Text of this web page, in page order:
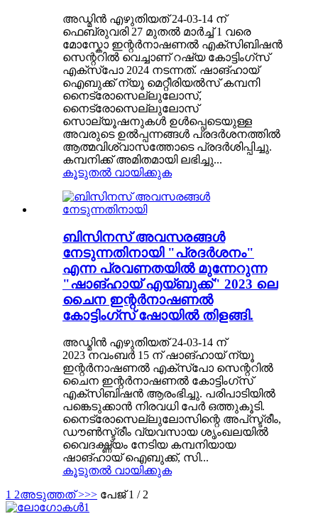
അഡ്മിൻ എഴുതിയത് 24-03-14 ന്
ഫെബ്രുവരി 27 മുതൽ മാർച്ച് 1 വരെ
മോസ്കോ ഇന്റർനാഷണൽ എക്സിബിഷൻ
സെന്ററിൽ വെച്ചാണ് റഷ്യ കോട്ടിംഗ്സ്
എക്സ്പോ 2024 നടന്നത്. ഷാങ്ഹായ്
ഐബുക്ക് ന്യൂ മെറ്റീരിയൽസ് കമ്പനി
നൈട്രോസെല്ലുലോസ്,
നൈട്രോസെല്ലുലോസ്
സൊല്യൂഷനുകൾ ഉൾപ്പെടെയുള്ള
അവരുടെ ഉൽപ്പന്നങ്ങൾ പ്രദർശനത്തിൽ
ആത്മവിശ്വാസത്തോടെ പ്രദർശിപ്പിച്ചു.
കമ്പനിക്ക് അമിതമായി ലഭിച്ചു...
കൂടുതൽ വായിക്കുക
ബിസിനസ് അവസരങ്ങൾ
നേടുന്നതിനായി "പ്രദർശനം"
എന്ന പ്രവണതയിൽ മുന്നേറുന്ന
"ഷാങ്ഹായ് എയ്ബുക്ക്" 2023 ലെ
ചൈന ഇന്റർനാഷണൽ
കോട്ടിംഗ്സ് ഷോയിൽ തിളങ്ങി.
അഡ്മിൻ എഴുതിയത് 24-03-14 ന്
2023 നവംബർ 15 ന് ഷാങ്ഹായ് ന്യൂ
ഇന്റർനാഷണൽ എക്സ്പോ സെന്ററിൽ
ചൈന ഇന്റർനാഷണൽ കോട്ടിംഗ്സ്
എക്സിബിഷൻ ആരംഭിച്ചു. പരിപാടിയിൽ
പങ്കെടുക്കാൻ നിരവധി പേർ ഒത്തുകൂടി.
നൈട്രോസെല്ലുലോസിന്റെ അപ്‌സ്ട്രീം,
ഡൗൺസ്ട്രീം വ്യവസായ ശൃംഖലയിൽ
വൈദഗ്ദ്ധ്യം നേടിയ കമ്പനിയായ
ഷാങ്ഹായ് ഐബുക്ക്, സി...
കൂടുതൽ വായിക്കുക
1 2അടുത്തത് >>> പേജ് 1 / 2